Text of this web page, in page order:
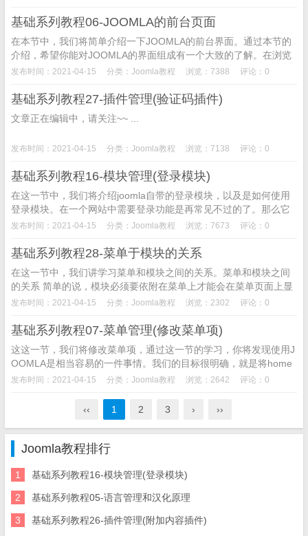
基础系列教程06-JOOMLA的前台页面
在本节中，我们将简单介绍一下JOOMLA的前台界面。通过本节的
介绍，希望你能对JOOMLA的界面组成有一个大致的了解。在浏览
器中输入http://localhost...
发布时间：2021-04-15 分类： Joomla教程 浏览：7388 评论：0
基础系列教程27-插件管理(验证码插件)
文章正在编辑中，请关注~~ ...
发布时间：2021-04-15 分类： Joomla教程 浏览：7138 评论：0
基础系列教程16-模块管理(登录模块)
在这一节中，我们将介绍joomla自带的登录模块，以及是如何使用
登录模块。在一个网站中需要登录功能是再常见不过的了。那么它
是如何实现的呢？这就需要到登录模块了。...
发布时间：2021-04-15 分类： Joomla教程 浏览：7673 评论：0
基础系列教程28-菜单于模块的关系
在这一节中，我们讲学习菜单和模块之间的关系。菜单和模块之间
的关系 简单的说，模块必须要依附在菜单上才能会在菜单页面上显
示出来。它们之间存在着依附与被依附的关系。...
发布时间：2021-04-15 分类： Joomla教程 浏览：2302 评论：0
基础系列教程07-菜单管理(修改菜单项)
这这一节，我们将修改菜单项，通过这一节的学习，你将发现使用J
OOMLA是相当容易的一件事情。我们的目标很明确，就是将home
这个菜单项改成主页。操作过程如下：...
发布时间：2021-04-15 分类： Joomla教程 浏览：2642 评论：0
‹‹ 1 2 3 › ››
Joomla教程排行
1 基础系列教程16-模块管理(登录模块)
2 基础系列教程05-语言管理和汉化原理
3 基础系列教程26-插件管理(附加内容插件)